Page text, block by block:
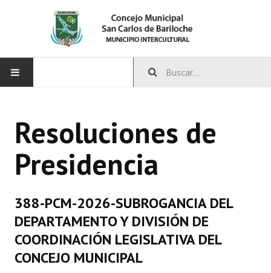
CONCEJO
Bloques Políticos
Comisiones Permanentes
Comisiones Especiales
Concejales Mandato Cumplido
Resoluciones de
Presidencia
388-PCM-2026-SUBROGANCIA DEL
DEPARTAMENTO Y DIVISIÓN DE
COORDINACIÓN LEGISLATIVA DEL
CONCEJO MUNICIPAL